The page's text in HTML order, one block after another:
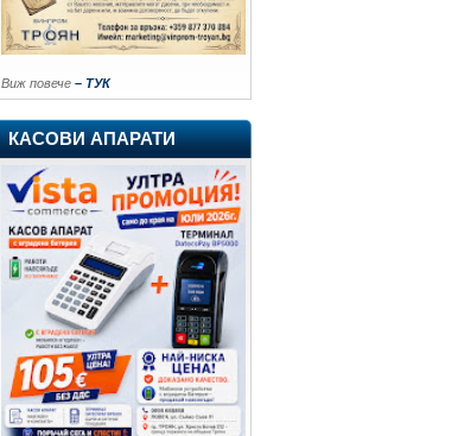
Виж повече – ТУК
КАСОВИ АПАРАТИ